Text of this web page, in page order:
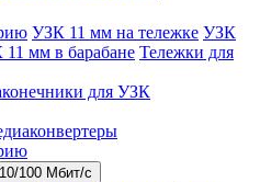
УЗК 11 мм на тележке УЗК
мм в барабане Тележки для
для УЗК
100 Мбит/с